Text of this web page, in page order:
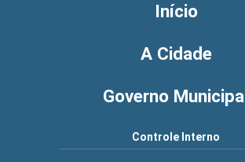
Início
A Cidade
Governo Municipal
Controle Interno